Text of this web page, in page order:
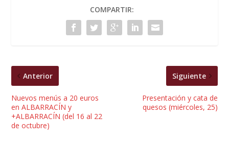
COMPARTIR:
Anterior
Nuevos menús a 20 euros
en ALBARRACÍN y
+ALBARRACÍN (del 16 al 22
de octubre)
Siguiente
Presentación y cata de
quesos (miércoles, 25)